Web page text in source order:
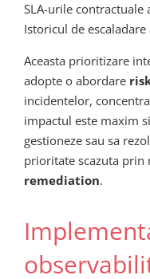
SLA-urile contractuale
Istoricul de
Aceasta prioritizare
adopte o abordare
incidentelor,
impactul este maxim
gestioneze sau sa
prioritate scazuta prin
remediation.